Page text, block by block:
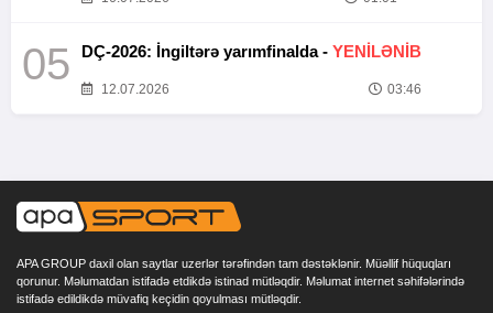
05 DÇ-2026: İngiltərə yarımfinalda - YENİLƏNİB
12.07.2026 03:46
APA GROUP daxil olan saytlar uzerlər tərəfindən tam dəstəklənir. Müəllif hüquqları
qorunur. Məlumatdan istifadə etdikdə istinad mütləqdir. Məlumat internet səhifələrində
istifadə edildikdə müvafiq keçidin qoyulması mütləqdir.